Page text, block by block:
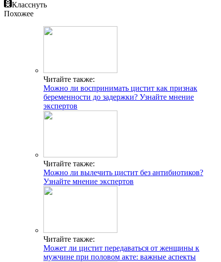
Класснуть
Похожее
Читайте также:
Можно ли воспринимать цистит как признак
беременности до задержки? Узнайте мнение
экспертов
Читайте также:
Можно ли вылечить цистит без антибиотиков?
Узнайте мнение экспертов
Читайте также:
Может ли цистит передаваться от женщины к
мужчине при половом акте: важные аспекты